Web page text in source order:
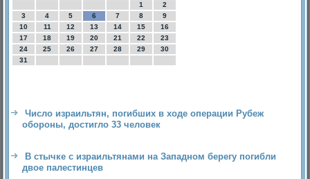
1
2
3
4 5 6 7 8
9
10
11 12 13 14 15
16
17
18 19 20 21 22
23
24
25 26 27 28 29
30
31
Число израильтян, погибших в ходе операции Рубеж
обороны, достигло 33 человек
В стычке с израильтянами на Западном берегу погибли
двое палестинцев